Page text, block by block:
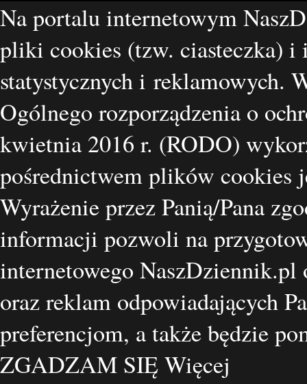
Na portalu internetowym
pliki cookies (tzw. ciasteczka)
statystycznych i reklamowych.
Ogólnego rozporządzenia o
kwietnia 2016 r. (RODO)
pośrednictwem plików cookies
Wyrażenie przez Panią/Pana
informacji pozwoli na
internetowego NaszDziennik.pl
oraz reklam odpowiadających
preferencjom, a także będzie
ZGADZAM SIĘWięcej